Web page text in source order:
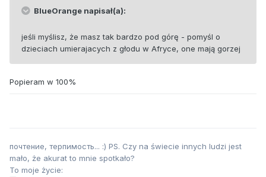
BlueOrange napisał(a):
jeśli myślisz, że masz tak bardzo pod górę - pomyśl o
dzieciach umierajacych z głodu w Afryce, one mają gorzej
Popieram w 100%
почтение, тeрпимость... :) PS. Czy na świecie innych ludzi jest
mało, że akurat to mnie spotkało?
To moje życie: